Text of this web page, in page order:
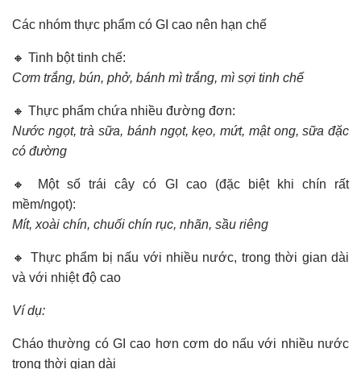
Các nhóm thực phẩm có GI cao nên hạn chế
🔸 Tinh bột tinh chế:
Cơm trắng, bún, phở, bánh mì trắng, mì sợi tinh chế
🔸 Thực phẩm chứa nhiều đường đơn:
Nước ngọt, trà sữa, bánh ngọt, kẹo, mứt, mật ong, sữa đặc
có đường
🔸 Một số trái cây có GI cao (đặc biệt khi chín rất
mềm/ngọt):
Mít, xoài chín, chuối chín rục, nhãn, sầu riêng
🔸 Thực phẩm bị nấu với nhiều nước, trong thời gian dài
và với nhiệt độ cao
Ví dụ:
Cháo thường có GI cao hơn cơm do nấu với nhiều nước
trong thời gian dài